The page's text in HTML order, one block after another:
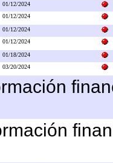
01/12/2024
01/12/2024
01/12/2024
01/12/2024
01/18/2024
03/20/2024